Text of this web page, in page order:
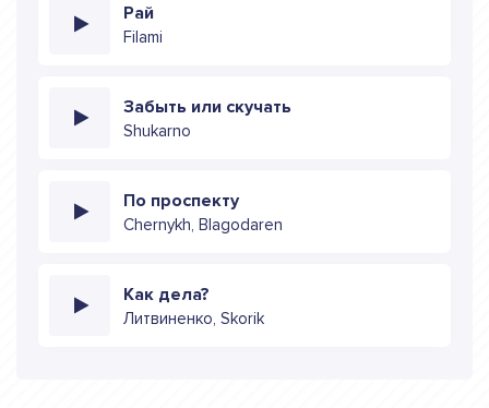
Рай
Filami
Забыть или скучать
Shukarno
По проспекту
Chernykh, Blagodaren
Как дела?
Литвиненко, Skorik